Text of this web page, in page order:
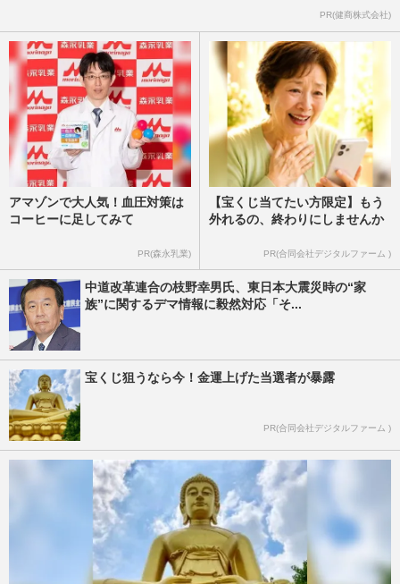
PR(健商株式会社)
アマゾンで大人気！血圧対策は
コーヒーに足してみて
PR(森永乳業)
【宝くじ当てたい方限定】もう
外れるの、終わりにしませんか
PR(合同会社デジタルファーム )
中道改革連合の枝野幸男氏、東日本大震災時の“家
族”に関するデマ情報に毅然対応「そ...
宝くじ狙うなら今！金運上げた当選者が暴露
PR(合同会社デジタルファーム )